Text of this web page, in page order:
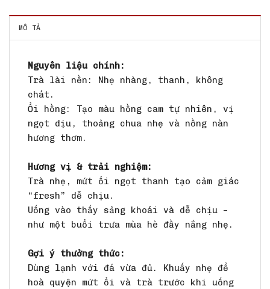
MÔ TẢ
Nguyên liệu chính:
Trà lài nền: Nhẹ nhàng, thanh, không
chát.
Ổi hồng: Tạo màu hồng cam tự nhiên, vị
ngọt dịu, thoảng chua nhẹ và nồng nàn
hương thơm.
Hương vị & trải nghiệm:
Trà nhẹ, mứt ổi ngọt thanh tạo cảm giác
“fresh” dễ chịu.
Uống vào thấy sảng khoái và dễ chịu –
như một buổi trưa mùa hè đầy nắng nhẹ.
Gợi ý thưởng thức:
Dùng lạnh với đá vừa đủ. Khuấy nhẹ để
hoà quyện mứt ổi và trà trước khi uống